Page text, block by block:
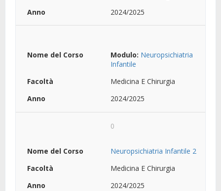
2024/2025
Modulo: Neuropsichiatria
Infantile
Medicina E Chirurgia
2024/2025
0
Neuropsichiatria Infantile 2
Medicina E Chirurgia
2024/2025